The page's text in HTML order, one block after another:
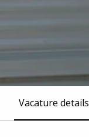
Vacature details